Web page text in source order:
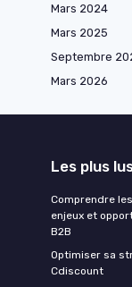
Mars 2024
Mars 2025
Septembre
Mars 2026
Les plus
Comprendre
enjeux et
B2B
Optimiser sa
Cdiscount